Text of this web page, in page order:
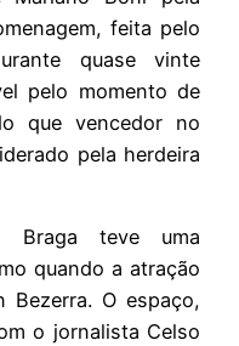
feita pelo
quase vinte
pelo momento de
que vencedor no
pela herdeira
Braga teve uma
quando a atração
Bezerra. O espaço,
o jornalista Celso